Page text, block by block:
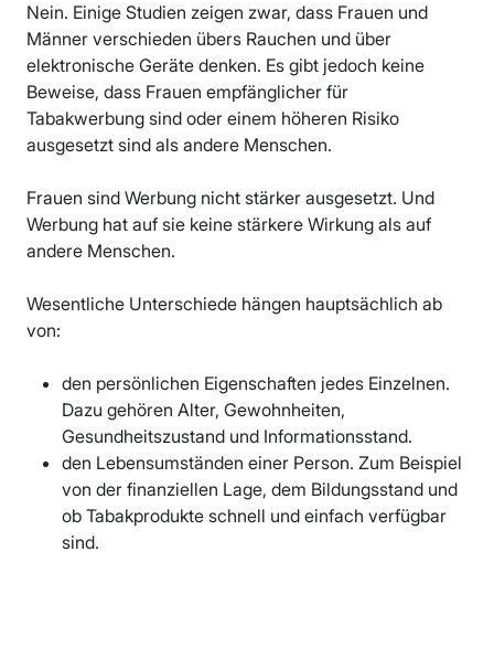
Nein. Einige Studien zeigen zwar, dass Frauen und
Männer verschieden übers Rauchen und über
elektronische Geräte denken. Es gibt jedoch keine
Beweise, dass Frauen empfänglicher für
Tabakwerbung sind oder einem höheren Risiko
ausgesetzt sind als andere Menschen.
Frauen sind Werbung nicht stärker ausgesetzt. Und
Werbung hat auf sie keine stärkere Wirkung als auf
andere Menschen.
Wesentliche Unterschiede hängen hauptsächlich ab
von:
den persönlichen Eigenschaften jedes Einzelnen.
Dazu gehören Alter, Gewohnheiten,
Gesundheitszustand und Informationsstand.
den Lebensumständen einer Person. Zum Beispiel
von der finanziellen Lage, dem Bildungsstand und
ob Tabakprodukte schnell und einfach verfügbar
sind.